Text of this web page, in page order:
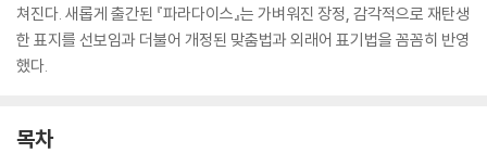
쳐진다. 새롭게 출간된 『파라다이스』는 가벼워진 장정, 감각적으로 재탄생
한 표지를 선보임과 더불어 개정된 맞춤법과 외래어 표기법을 꼼꼼히 반영
했다.
목차